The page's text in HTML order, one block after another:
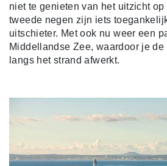
niet te genieten van het uitzicht
tweede negen zijn iets
uitschieter. Met ook nu weer een
Middellandse Zee, waardoor je
langs het strand afwerkt.